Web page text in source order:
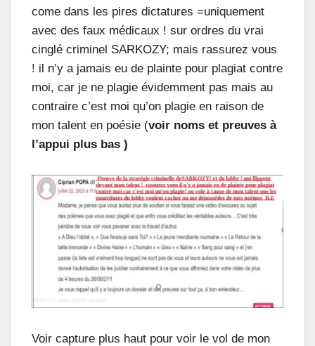
come dans les pires dictatures =uniquement
avec des faux médicaux ! sur ordres du vrai
cinglé criminel SARKOZY; mais rassurez vous
! il n’y a jamais eu de plainte pour plagiat contre
moi, car je ne plagie évidemment pas mais au
contraire c’est moi qu’on plagie en raison de
mon talent en poésie (voir noms et preuves à
l’appui plus bas )
Voir capture plus haut pour voir le vol de mon